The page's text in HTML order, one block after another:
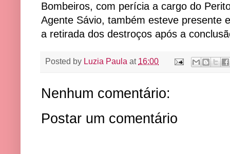
Bombeiros, com perícia a cargo do
Agente Sávio, também esteve presente
a retirada dos destroços após a
Posted by Luzia Paula at 16:00
Nenhum comentário:
Postar um comentário